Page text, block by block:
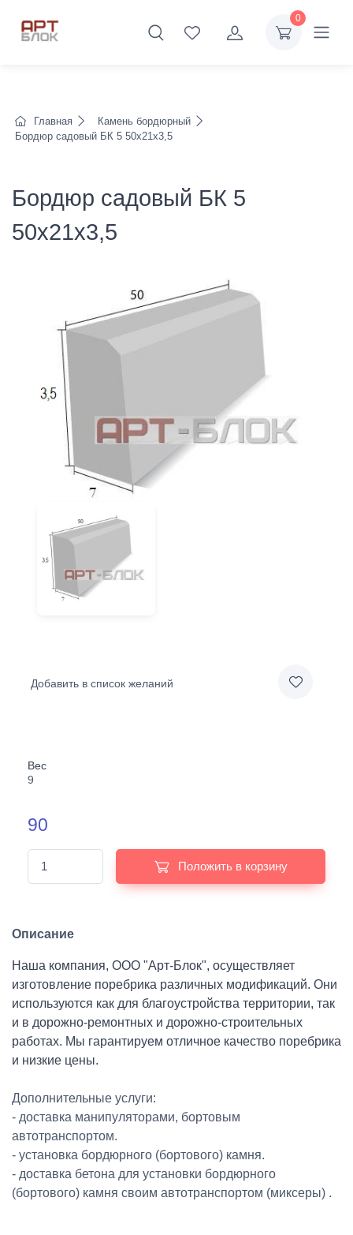
0
Главная
Камень бордюрный
Бордюр садовый БК 5 50х21х3,5
Бордюр садовый БК 5
50х21х3,5
Добавить в список желаний
Вес
9
90
Положить в корзину
Описание
Наша компания, ООО "Арт-Блок", осуществляет
изготовление поребрика различных модификаций. Они
используются как для благоустройства территории, так
и в дорожно-ремонтных и дорожно-строительных
работах. Мы гарантируем отличное качество поребрика
и низкие цены.
Дополнительные услуги:
- доставка манипуляторами, бортовым
автотранспортом.
- установка бордюрного (бортового) камня.
- доставка бетона для установки бордюрного
(бортового) камня своим автотранспортом (миксеры) .